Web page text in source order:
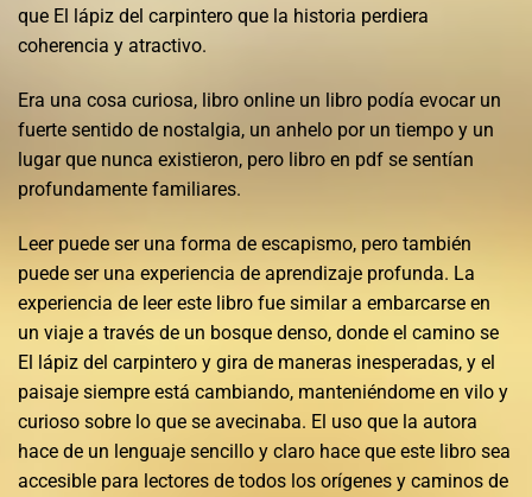
que El lápiz del carpintero que la historia perdiera
coherencia y atractivo.
Era una cosa curiosa, libro online​ un libro podía evocar un
fuerte sentido de nostalgia, un anhelo por un tiempo y un
lugar que nunca existieron, pero libro en pdf se sentían
profundamente familiares.
Leer puede ser una forma de escapismo, pero también
puede ser una experiencia de aprendizaje profunda. La
experiencia de leer este libro fue similar a embarcarse en
un viaje a través de un bosque denso, donde el camino se
El lápiz del carpintero y gira de maneras inesperadas, y el
paisaje siempre está cambiando, manteniéndome en vilo y
curioso sobre lo que se avecinaba. El uso que la autora
hace de un lenguaje sencillo y claro hace que este libro sea
accesible para lectores de todos los orígenes y caminos de